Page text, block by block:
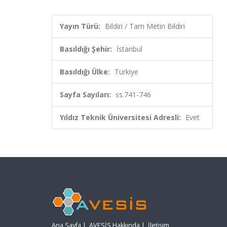
Yayın Türü: Bildiri / Tam Metin Bildiri
Basıldığı Şehir: İstanbul
Basıldığı Ülke: Türkiye
Sayfa Sayıları: ss.741-746
Yıldız Teknik Üniversitesi Adresli: Evet
Ana Sayfa | AVESİS Hakkında | İletişim